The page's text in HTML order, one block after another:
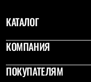
Термобелье
Среднее термобелье
Легкое термобелье
Куртки
Брюки
КАТАЛОГ
КОМПАНИЯ
ПОКУПАТЕЛЯМ